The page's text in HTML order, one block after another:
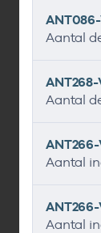
ANT086-
Aantal
ANT268-
Aantal
ANT266-
Aantal
Aantal